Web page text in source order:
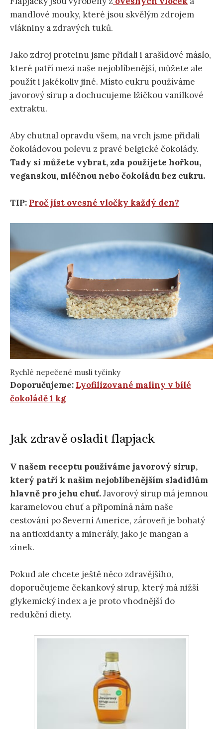
mandlové mouky, které jsou skvělým zdrojem
vlákniny a zdravých tuků.
Jako zdroj proteinu jsme přidali i arašídové máslo,
které patří mezi naše nejoblíbenější, můžete ale
použít i jakékoliv jiné. Místo cukru používáme
javorový sirup a dochucujeme lžičkou vanilkové
extraktu.
Aby chutnal opravdu všem, na vrch jsme přidali
čokoládovou polevu z pravé belgické čokolády.
Tady si můžete vybrat, zda použijete hořkou,
veganskou, mléčnou nebo čokoládu bez cukru.
TIP: Proč jíst ovesné vločky každý den?
Rychlé nepečené musli tyčinky
Doporučujeme: Lyofilizované maliny v bílé
čokoládě 1 kg
Jak zdravě osladit flapjack
V našem receptu používáme javorový sirup,
který patří k našim nejoblíbenějším sladidlům
hlavně pro jehu chuť.Javorový sirup má jemnou
karamelovou chuť a připomíná nám naše
cestování po Severní Americe, zároveň je bohatý
na antioxidanty a minerály, jako je mangan a
zinek.
Pokud ale chcete ještě něco zdravějšího,
doporučujeme čekankový sirup, který má nižší
glykemický index a je proto vhodnější do
redukční diety.